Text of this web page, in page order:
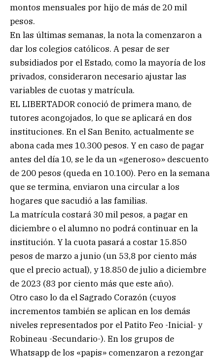
montos mensuales por hijo de más de 20 mil
pesos.
En las últimas semanas, la nota la comenzaron a
dar los colegios católicos. A pesar de ser
subsidiados por el Estado, como la mayoría de los
privados, consideraron necesario ajustar las
variables de cuotas y matrícula.
EL LIBERTADOR conoció de primera mano, de
tutores acongojados, lo que se aplicará en dos
instituciones. En el San Benito, actualmente se
abona cada mes 10.300 pesos. Y en caso de pagar
antes del día 10, se le da un «generoso» descuento
de 200 pesos (queda en 10.100). Pero en la semana
que se termina, enviaron una circular a los
hogares que sacudió a las familias.
La matrícula costará 30 mil pesos, a pagar en
diciembre o el alumno no podrá continuar en la
institución. Y la cuota pasará a costar 15.850
pesos de marzo a junio (un 53,8 por ciento más
que el precio actual), y 18.850 de julio a diciembre
de 2023 (83 por ciento más que este año).
Otro caso lo da el Sagrado Corazón (cuyos
incrementos también se aplican en los demás
niveles representados por el Patito Feo -Inicial- y
Robineau -Secundario-). En los grupos de
Whatsapp de los «papis» comenzaron a rezongar